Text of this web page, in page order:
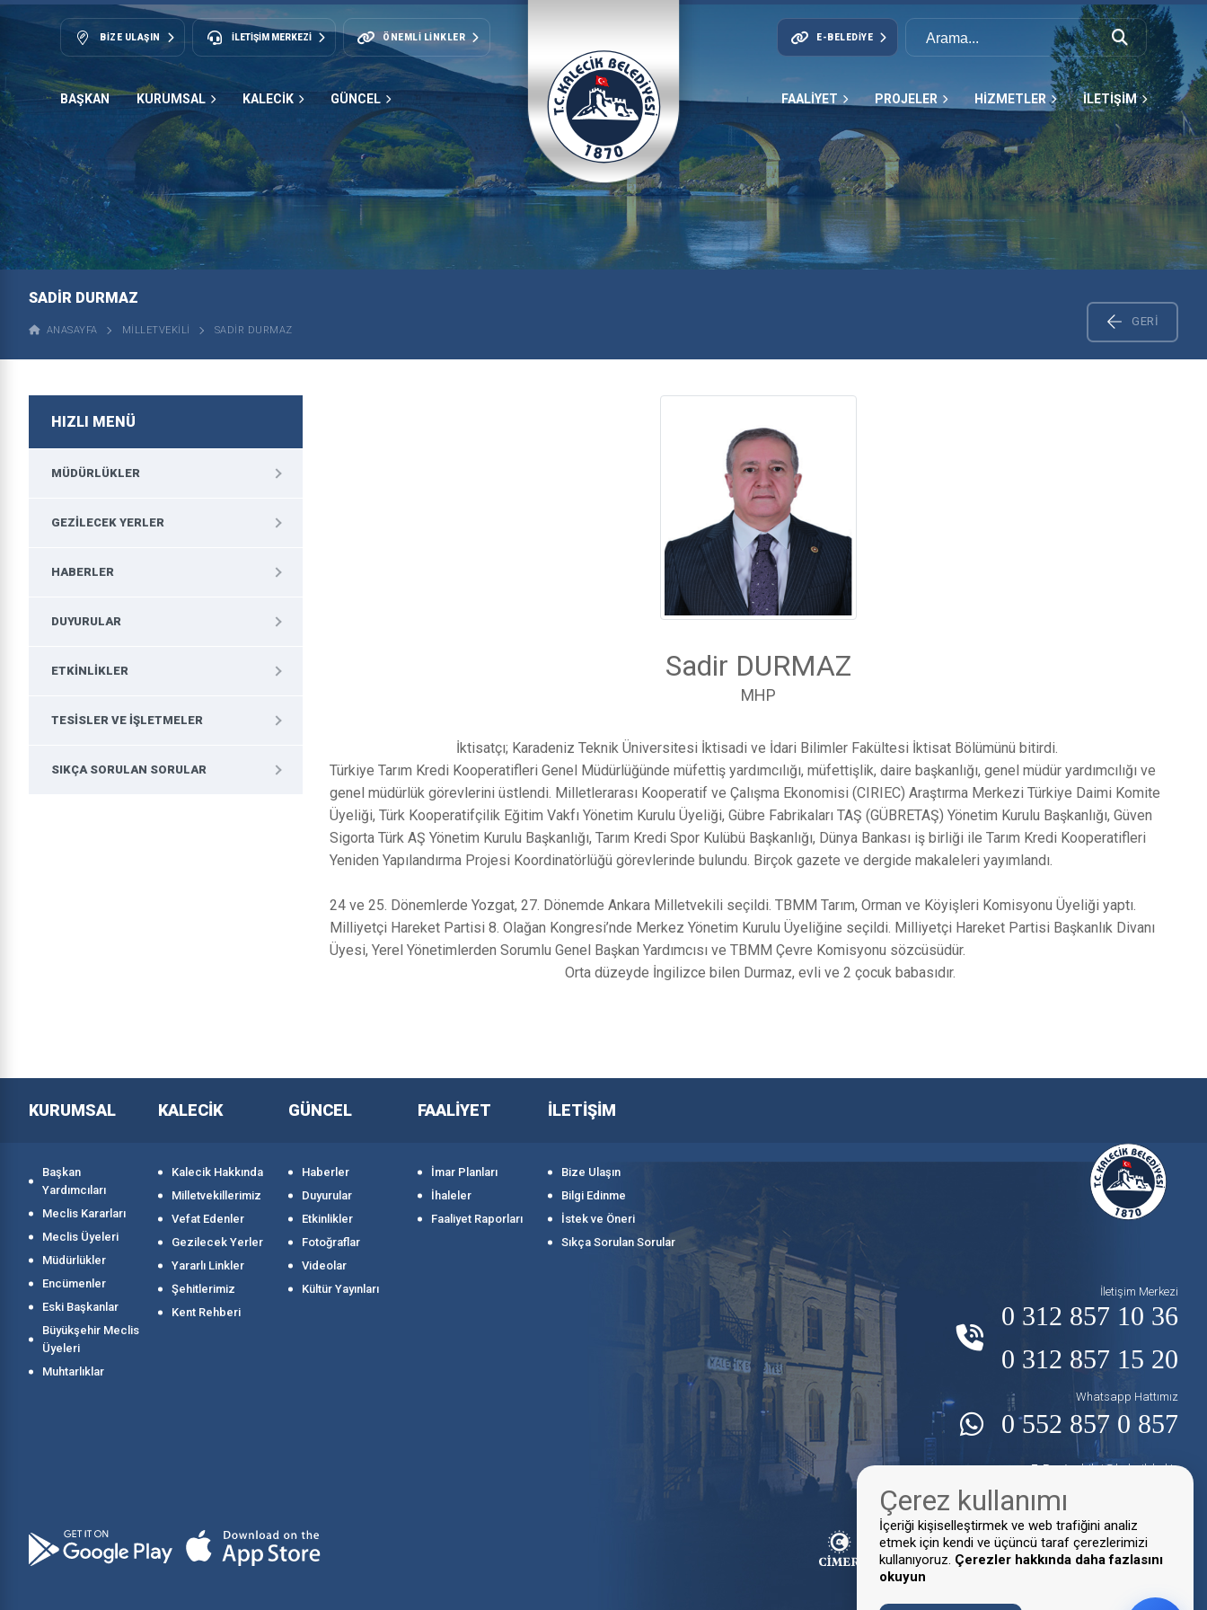
BIZE ULAŞIN İLETİŞİM MERKEZİ ÖNEMLI LINKLER E-BELEDIYE
BAŞKAN KURUMSAL KALECİK GÜNCEL FAALİYET PROJELER HİZMETLER İLETİŞİM
SADIR DURMAZ
ANASAYFA MILLETVEKILI SADIR DURMAZ
GERI
Sadir DURMAZ
MHP
İktisatçı; Karadeniz Teknik Üniversitesi İktisadi ve İdari Bilimler Fakültesi İktisat Bölümünü bitirdi.
Türkiye Tarım Kredi Kooperatifleri Genel Müdürlüğünde müfettiş yardımcılığı, müfettişlik, daire başkanlığı, genel müdür yardımcılığı ve
genel müdürlük görevlerini üstlendi. Milletlerarası Kooperatif ve Çalışma Ekonomisi (CIRIEC) Araştırma Merkezi Türkiye Daimi Komite
Üyeliği, Türk Kooperatifçilik Eğitim Vakfı Yönetim Kurulu Üyeliği, Gübre Fabrikaları TAŞ (GÜBRETAŞ) Yönetim Kurulu Başkanlığı, Güven
Sigorta Türk AŞ Yönetim Kurulu Başkanlığı, Tarım Kredi Spor Kulübü Başkanlığı, Dünya Bankası iş birliği ile Tarım Kredi Kooperatifleri
Yeniden Yapılandırma Projesi Koordinatörlüğü görevlerinde bulundu. Birçok gazete ve dergide makaleleri yayımlandı.
24 ve 25. Dönemlerde Yozgat, 27. Dönemde Ankara Milletvekili seçildi. TBMM Tarım, Orman ve Köyişleri Komisyonu Üyeliği yaptı.
Milliyetçi Hareket Partisi 8. Olağan Kongresi’nde Merkez Yönetim Kurulu Üyeliğine seçildi. Milliyetçi Hareket Partisi Başkanlık Divanı
Üyesi, Yerel Yönetimlerden Sorumlu Genel Başkan Yardımcısı ve TBMM Çevre Komisyonu sözcüsüdür.
Orta düzeyde İngilizce bilen Durmaz, evli ve 2 çocuk babasıdır.
HIZLI MENÜ
MÜDÜRLÜKLER
GEZILECEK YERLER
HABERLER
DUYURULAR
ETKINLIKLER
TESISLER VE İŞLETMELER
SIKÇA SORULAN SORULAR
KURUMSAL
Başkan
Yardımcıları
Meclis Kararları
Meclis Üyeleri
Müdürlükler
Encümenler
Eski Başkanlar
Büyükşehir Meclis
Üyeleri
Muhtarlıklar
KALECİK
Kalecik Hakkında
Milletvekillerimiz
Vefat Edenler
Gezilecek Yerler
Yararlı Linkler
Şehitlerimiz
Kent Rehberi
GÜNCEL
Haberler
Duyurular
Etkinlikler
Fotoğraflar
Videolar
Kültür Yayınları
FAALİYET
İmar Planları
İhaleler
Faaliyet Raporları
İLETİŞİM
Bize Ulaşın
Bilgi Edinme
İstek ve Öneri
Sıkça Sorulan Sorular
İletişim Merkezi
0 312 857 10 36
0 312 857 15 20
Whatsapp Hattımız
0 552 857 0 857
E-Posta:bilgi@kalecik.bel.tr
Çerez kullanımı
İçeriği kişiselleştirmek ve web trafiğini analiz
etmek için kendi ve üçüncü taraf çerezlerimizi
kullanıyoruz. Çerezler hakkında daha fazlasını
okuyun